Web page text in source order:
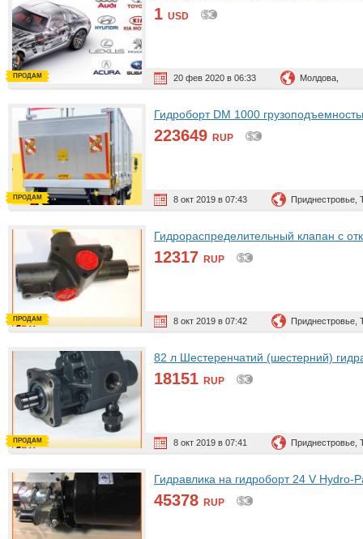
1 USD
20 фев 2020 в 06:33 Молдова,
ПРОДАМ
Гидроборт DM 1000
223649 RUP
8 окт 2019 в 07:43 Приднестровье,
ПРОДАМ
Гидрораспределительный клапан c
12317 RUP
8 окт 2019 в 07:42 Приднестровье,
ПРОДАМ
82 л Шестеренчатий (шестерний)
18151 RUP
8 окт 2019 в 07:41 Приднестровье,
ПРОДАМ
Гидравлика на гидроборт 24 V
45378 RUP